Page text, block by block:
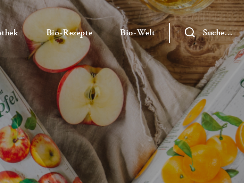
— Untermenü ausklappen
Bio-Rezepte— Untermenü ausklappen
Bio-Welt— UntermenüSuche...